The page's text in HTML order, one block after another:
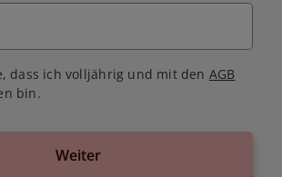
dass ich volljährig und mit den AGB
bin.
Weiter